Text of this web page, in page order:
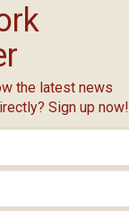
the latest news
Sign up now!